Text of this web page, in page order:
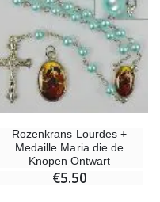
Rozenkrans Lourdes +
Medaille Maria die de
Knopen Ontwart
€5.50